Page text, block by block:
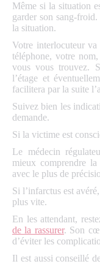
Même si la situation
garder son sang-
la situation.
Votre interlocuteur
téléphone, votre
vous vous trouvez.
l’étage et
facilitera par la suite
Suivez bien les
demande.
Si la victime est
Le médecin
mieux comprendre
avec le plus de
Si l’infarctus est
plus vite.
En les attendant,
de la rassurer. Son
d’éviter les
Il est aussi conseillé